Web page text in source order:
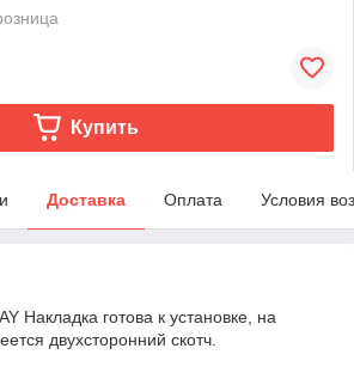
Купить
Доставка Оплата Условия
Накладка готова к установке, на
двухсторонний скотч.